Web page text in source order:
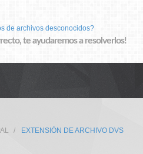
de archivos desconocidos?
te ayudaremos a resolverlos!
EXTENSIÓN DE ARCHIVO DVS